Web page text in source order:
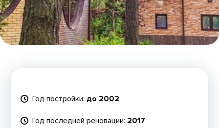
Год постройки: до 2002
Год последней реновации: 2017